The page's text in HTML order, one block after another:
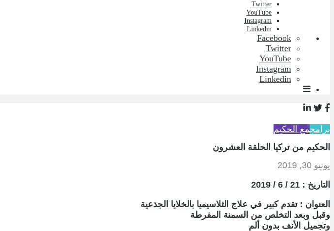
Twitter
YouTube
Instagram
Linkedin
Facebook
Twitter
YouTube
Instagram
Linkedin
برامجمع الحكيم
الحكيم من تركيا الحلقة العشرون
يونيو 30, 2019
التاريخ : 21 / 6 / 2019
العنوان : تقدم كبير في علاج الثلاسيميا بالخلايا الجذعية
وقبل وبعد التخلص من السمنة المفرطة
وتجميل الأنف بدون ألم